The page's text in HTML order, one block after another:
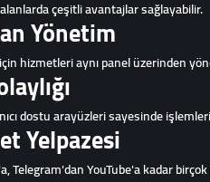
çeşitli avantajlar sağlayabilir.
Yönetim
hizmetleri aynı panel üzerinden
dostu arayüzleri sayesinde
Yelpazesi
Telegram'dan YouTube'a kadar